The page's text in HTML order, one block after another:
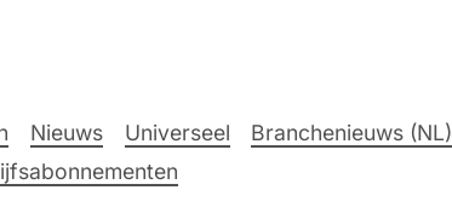
Nieuws Universeel Branchenieuws (NL)